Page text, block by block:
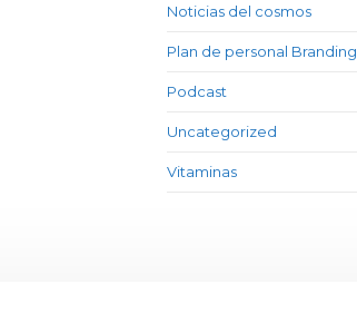
Noticias del cosmos
Plan de personal Branding
Podcast
Uncategorized
Vitaminas